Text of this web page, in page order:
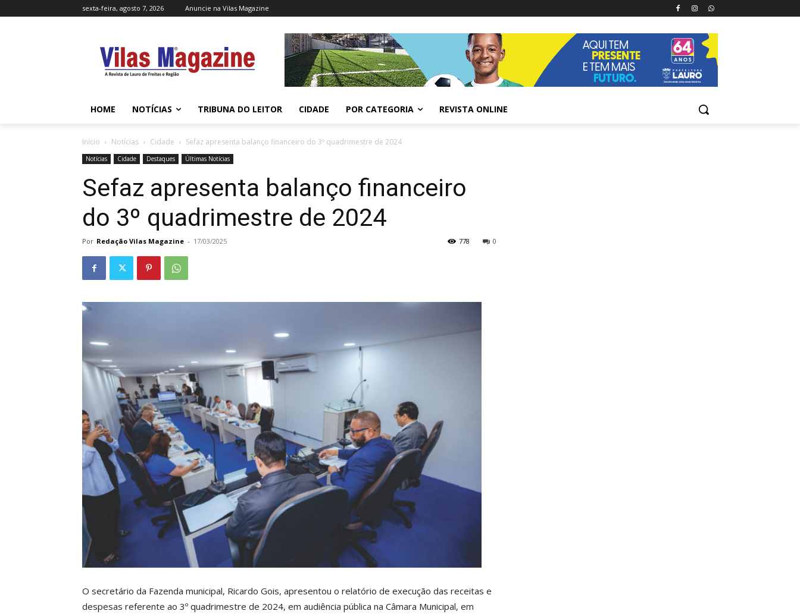
sexta-feira, agosto 7, 2026 Anuncie na Vilas Magazine
HOME NOTÍCIAS TRIBUNA DO LEITOR CIDADE POR CATEGORIA REVISTA ONLINE
Início Notícias Cidade Sefaz apresenta balanço financeiro do 3º quadrimestre de 2024
Notícias Cidade Destaques Últimas Notícias
Sefaz apresenta balanço financeiro
do 3º quadrimestre de 2024
Por Redação Vilas Magazine - 17/03/2025 0
778
O secretário da Fazenda municipal, Ricardo Gois, apresentou o relatório de execução das receitas e
despesas referente ao 3º quadrimestre de 2024, em audiência pública na Câmara Municipal, em